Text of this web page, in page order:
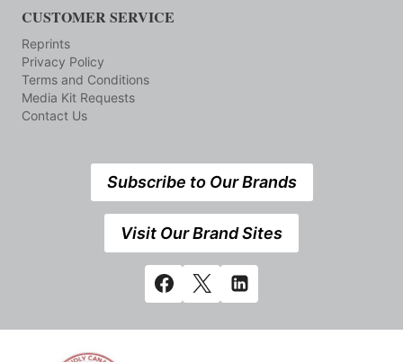
CUSTOMER SERVICE
Reprints
Privacy Policy
Terms and Conditions
Media Kit Requests
Contact Us
Subscribe to Our Brands
Visit Our Brand Sites